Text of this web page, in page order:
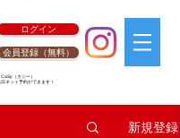
ログイン
会員登録（無料）
CaSy （カジー）
ネット予約ができます！
新規登録